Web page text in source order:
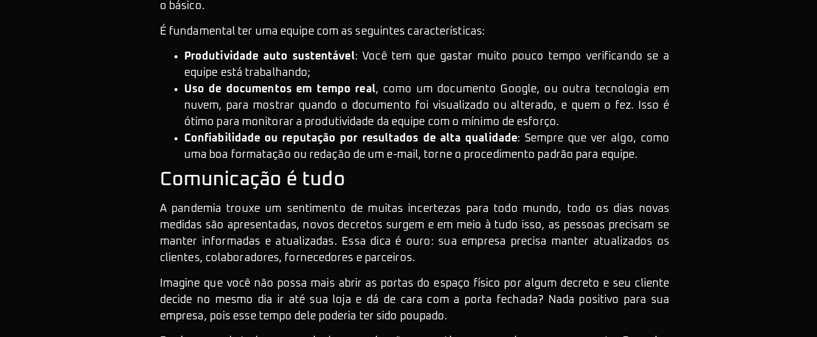
o básico.
É fundamental ter uma equipe com as seguintes características:
Produtividade auto sustentável: Você tem que gastar muito pouco tempo verificando se a
equipe está trabalhando;
Uso de documentos em tempo real, como um documento Google, ou outra tecnologia em
nuvem, para mostrar quando o documento foi visualizado ou alterado, e quem o fez. Isso é
ótimo para monitorar a produtividade da equipe com o mínimo de esforço.
Confiabilidade ou reputação por resultados de alta qualidade: Sempre que ver algo, como
uma boa formatação ou redação de um e-mail, torne o procedimento padrão para equipe.
Comunicação é tudo
A pandemia trouxe um sentimento de muitas incertezas para todo mundo, todo os dias novas
medidas são apresentadas, novos decretos surgem e em meio à tudo isso, as pessoas precisam se
manter informadas e atualizadas. Essa dica é ouro: sua empresa precisa manter atualizados os
clientes, colaboradores, fornecedores e parceiros.
Imagine que você não possa mais abrir as portas do espaço físico por algum decreto e seu cliente
decide no mesmo dia ir até sua loja e dá de cara com a porta fechada? Nada positivo para sua
empresa, pois esse tempo dele poderia ter sido poupado.